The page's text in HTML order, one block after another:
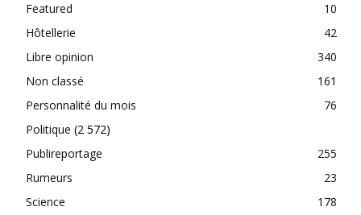
Featured
10
Hôtellerie
42
Libre opinion
340
Non classé
161
Personnalité du mois
76
Politique (2 572)
Publireportage
255
Rumeurs
23
Science
178